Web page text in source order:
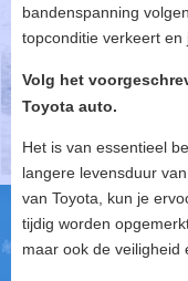
bandenspanning
topconditie verkeert
Volg het
Toyota auto.
Het is van essentieel
langere levensduur
van Toyota, kun je
tijdig worden
maar ook de veiligheid